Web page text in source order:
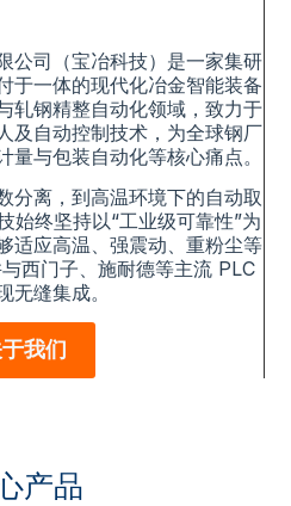
公司（宝冶科技）是一家集研
于一体的现代化冶金智能装备
轧钢精整自动化领域，致力于
及自动控制技术，为全球钢厂
与包装自动化等核心痛点。
分离，到高温环境下的自动取
始终坚持以“工业级可靠性”为
适应高温、强震动、重粉尘等
西门子、施耐德等主流 PLC
无缝集成。
我们
产品